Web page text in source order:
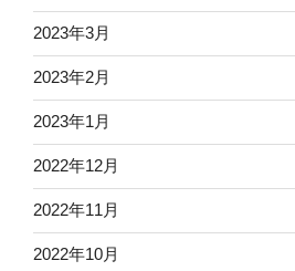
2023年3月
2023年2月
2023年1月
2022年12月
2022年11月
2022年10月